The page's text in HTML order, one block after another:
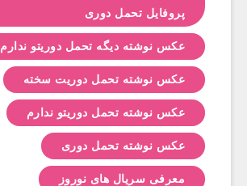
پروفایل تحمل دوری
عکس نوشته دیگه تحمل دوریتو ندارم
عکس نوشته تحمل دوریت سخته
عکس نوشته تحمل دوریتو ندارم
عکس نوشته تحمل دوری
معرفی سریال های نوروز